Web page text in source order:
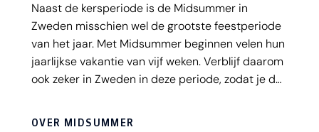
​Naast de kersperiode is de Midsummer in
Zweden misschien wel de grootste feestperiode
van het jaar. Met Midsummer beginnen velen hun
jaarlijkse vakantie van vijf weken. Verblijf daarom
ook zeker in Zweden in deze periode, zodat je de
OVER MIDSUMMER